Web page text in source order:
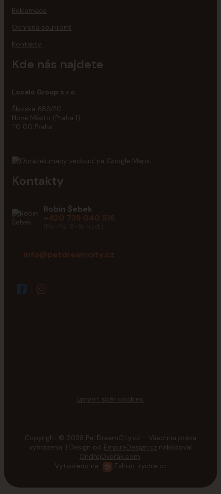
Reklamace
Ochrana soukromí
Kontakty
Kde nás najdete
Localo Group s.r.o.
Školská 689/20
Nové Město (Praha 1)
110 00 Praha
Kontakty
Robin Šebek
+420 739 040 516
info@petdreamcity.cz
Upravit sběr cookies.
Copyright © 2026 PetDreamCity.cz – Všechna práva
vyhrazena. | Design od EmpireDesign.cz nakódoval
OndřejDvořák.com
Vytvořeno na
Eshop-rychle.cz